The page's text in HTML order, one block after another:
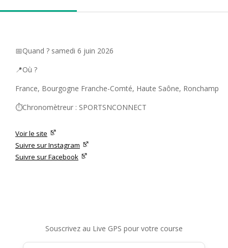
📅Quand ? samedi 6 juin 2026
📍Où ?
France, Bourgogne Franche-Comté, Haute Saône, Ronchamp
⏱️Chronomètreur : SPORTSNCONNECT
Voir le site
Suivre sur Instagram
Suivre sur Facebook
Souscrivez au Live GPS pour votre course